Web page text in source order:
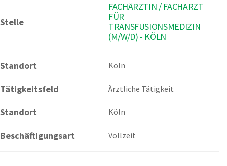
Stelle
FACHÄRZTIN / FACHARZT
FÜR
TRANSFUSIONSMEDIZIN
(M/W/D) - KÖLN
Standort Köln
Tätigkeitsfeld Ärztliche Tätigkeit
Standort Köln
Beschäftigungsart Vollzeit